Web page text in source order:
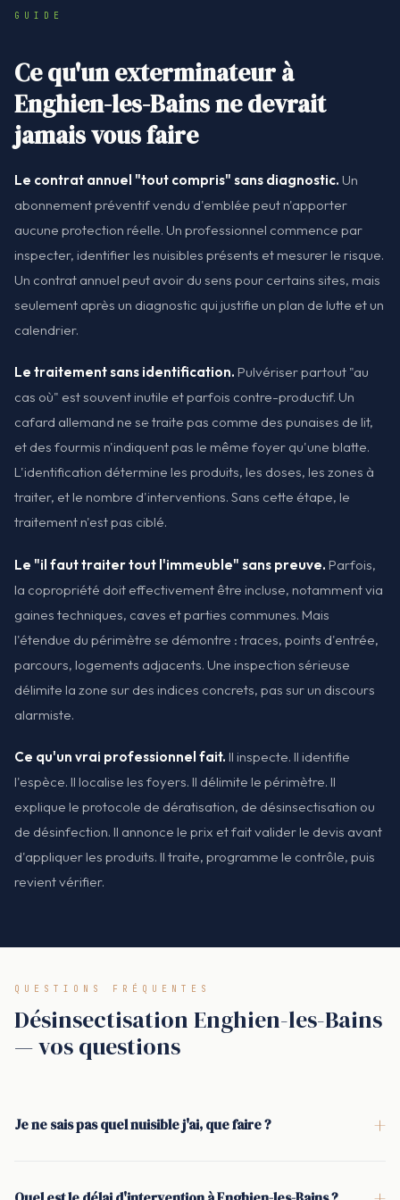
GUIDE
Ce qu'un exterminateur à
Enghien-les-Bains ne devrait
jamais vous faire
Le contrat annuel "tout compris" sans diagnostic. Un
abonnement préventif vendu d'emblée peut n'apporter
aucune protection réelle. Un professionnel commence par
inspecter, identifier les nuisibles présents et mesurer le risque.
Un contrat annuel peut avoir du sens pour certains sites, mais
seulement après un diagnostic qui justifie un plan de lutte et un
calendrier.
Le traitement sans identification. Pulvériser partout "au
cas où" est souvent inutile et parfois contre-productif. Un
cafard allemand ne se traite pas comme des punaises de lit,
et des fourmis n'indiquent pas le même foyer qu'une blatte.
L'identification détermine les produits, les doses, les zones à
traiter, et le nombre d'interventions. Sans cette étape, le
traitement n'est pas ciblé.
Le "il faut traiter tout l'immeuble" sans preuve. Parfois,
la copropriété doit effectivement être incluse, notamment via
gaines techniques, caves et parties communes. Mais
l'étendue du périmètre se démontre : traces, points d'entrée,
parcours, logements adjacents. Une inspection sérieuse
délimite la zone sur des indices concrets, pas sur un discours
alarmiste.
Ce qu'un vrai professionnel fait. Il inspecte. Il identifie
l'espèce. Il localise les foyers. Il délimite le périmètre. Il
explique le protocole de dératisation, de désinsectisation ou
de désinfection. Il annonce le prix et fait valider le devis avant
d'appliquer les produits. Il traite, programme le contrôle, puis
revient vérifier.
QUESTIONS FRÉQUENTES
Désinsectisation Enghien-les-Bains
— vos questions
Je ne sais pas quel nuisible j'ai, que faire ? +